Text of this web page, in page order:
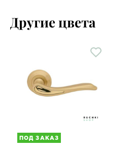
Другие цвета
ПОД ЗАКАЗ